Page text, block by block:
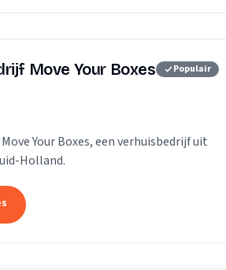
Move Your Boxes Populair
Your Boxes, een verhuisbedrijf uit
Holland.